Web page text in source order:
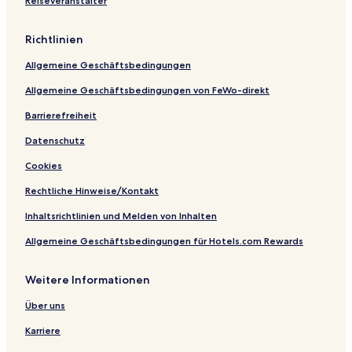
Richtlinien
Allgemeine Geschäftsbedingungen
Allgemeine Geschäftsbedingungen von FeWo-direkt
Barrierefreiheit
Datenschutz
Cookies
Rechtliche Hinweise/Kontakt
Inhaltsrichtlinien und Melden von Inhalten
Allgemeine Geschäftsbedingungen für Hotels.com Rewards
Weitere Informationen
Über uns
Karriere